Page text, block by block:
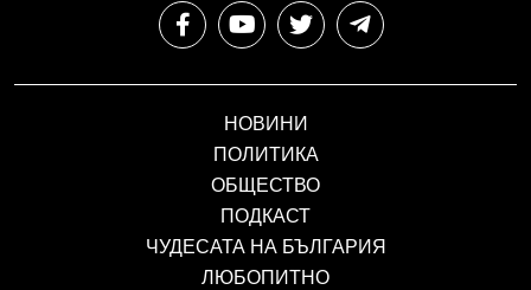
НОВИНИ
ПОЛИТИКА
ОБЩЕСТВО
ПОДКАСТ
ЧУДЕСАТА НА БЪЛГАРИЯ
ЛЮБОПИТНО